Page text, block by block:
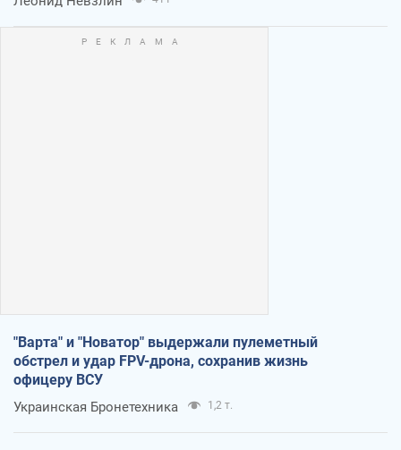
"Варта" и "Новатор" выдержали пулеметный
обстрел и удар FPV-дрона, сохранив жизнь
офицеру ВСУ
Украинская Бронетехника 1,2 т.